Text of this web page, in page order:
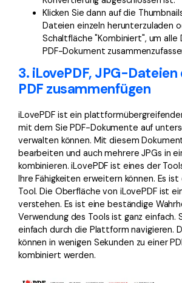
Klicken Sie dann auf die
Dateien einzeln herunterzuladen
Schaltfläche "Kombiniert", um alle
PDF-Dokument
3. iLovePDF, JPG-Dateien
PDF zusammenfügen
iLovePDF ist ein
mit dem Sie PDF-Dokumente auf
verwalten können. Mit diesem
bearbeiten und auch mehrere JPGs in
kombinieren. iLovePDF ist eines der
Ihre Fähigkeiten erweitern können. Es
Tool. Die Oberfläche von iLovePDF ist
verstehen. Es ist eine beständige
Verwendung des Tools ist ganz einfach.
einfach durch die Plattform navigieren.
können in wenigen Sekunden zu einer
kombiniert werden.